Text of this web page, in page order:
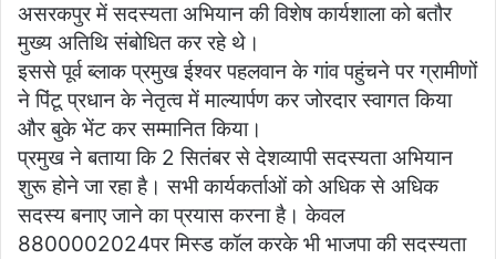
असरकपुर में सदस्यता अभियान की विशेष कार्यशाला को बतौर
मुख्य अतिथि संबोधित कर रहे थे।
इससे पूर्व ब्लाक प्रमुख ईश्वर पहलवान के गांव पहुंचने पर ग्रामीणों
ने पिंटू प्रधान के नेतृत्व में माल्यार्पण कर जोरदार स्वागत किया
और बुके भेंट कर सम्मानित किया।
प्रमुख ने बताया कि 2 सितंबर से देशव्यापी सदस्यता अभियान
शुरू होने जा रहा है। सभी कार्यकर्ताओं को अधिक से अधिक
सदस्य बनाए जाने का प्रयास करना है। केवल
8800002024पर मिस्ड कॉल करके भी भाजपा की सदस्यता